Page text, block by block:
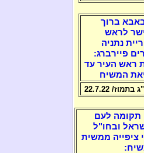
ברוך
לראש
נתניה
פיירברג:
ראש העיר עד
המשיח
בתמוז/ 22.7.22
תקומה לעם
ובחו"ל
ציפייה ממשית